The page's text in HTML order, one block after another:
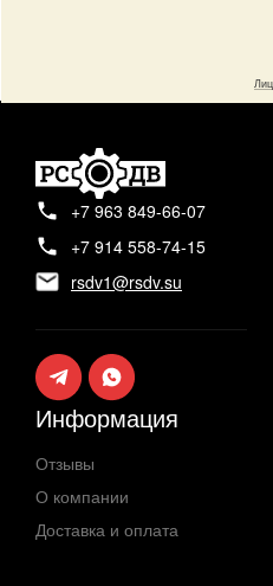
+7 963 849-66-07
+7 914 558-74-15
rsdv1@rsdv.su
Информация
Отзывы
О компании
Доставка и оплата